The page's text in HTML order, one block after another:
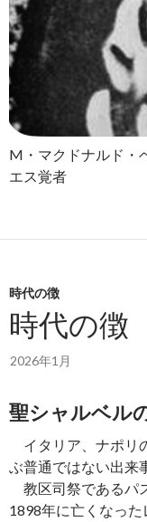
M・マクドナルド・
エス覚者
時代の徴
時代の徴
2026年1月
聖シャルベル
イタリア、ナポリ
ぶ普通ではない出来
教区司祭であるパ
1898年に亡くなっ